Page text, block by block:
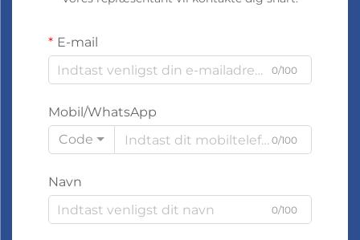
E-mail
0/100
Mobil/WhatsApp
Code
0/100
Navn
0/100